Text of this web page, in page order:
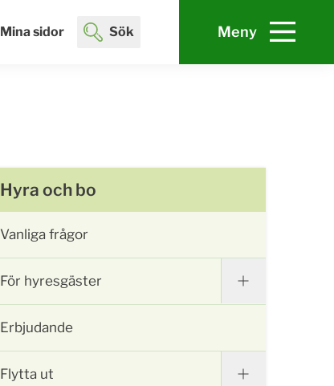
Mina sidor Sök Meny
Hyra och bo
Vanliga frågor
För hyresgäster
Erbjudande
Flytta ut